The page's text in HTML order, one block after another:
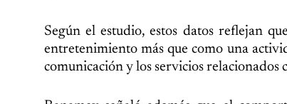
Según el estudio, estos datos reflejan
entretenimiento más que como una
comunicación y los servicios relacionados